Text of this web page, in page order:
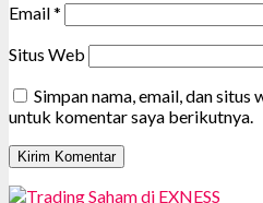
Email*
Situs Web
Simpan nama, email, dan situs
untuk komentar saya berikutnya.